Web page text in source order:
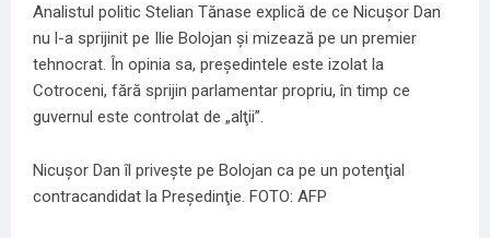
Analistul politic Stelian Tănase explică de ce Nicușor Dan
nu l-a sprijinit pe Ilie Bolojan și mizează pe un premier
tehnocrat. În opinia sa, președintele este izolat la
Cotroceni, fără sprijin parlamentar propriu, în timp ce
guvernul este controlat de „alţii”.
Nicuşor Dan îl priveşte pe Bolojan ca pe un potenţial
contracandidat la Preşedinţie. FOTO: AFP